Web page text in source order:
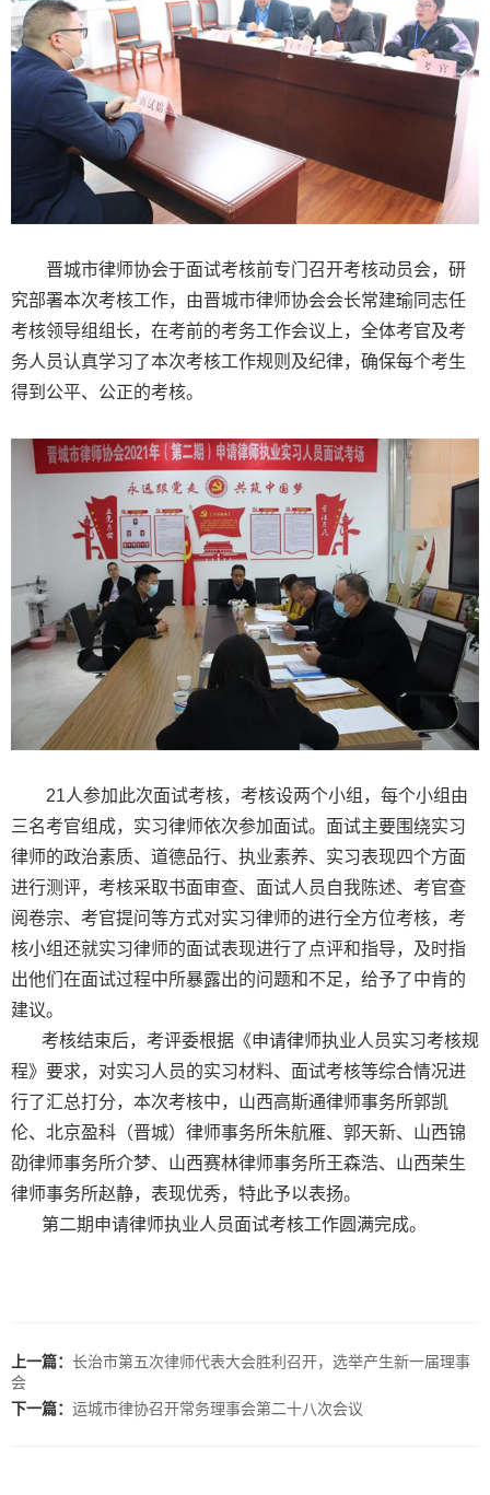
晋城市律师协会于面试考核前专门召开考核动员会，研
究部署本次考核工作，由晋城市律师协会会长常建瑜同志任
考核领导组组长，在考前的考务工作会议上，全体考官及考
务人员认真学习了本次考核工作规则及纪律，确保每个考生
得到公平、公正的考核。
21人参加此次面试考核，考核设两个小组，每个小组由
三名考官组成，实习律师依次参加面试。面试主要围绕实习
律师的政治素质、道德品行、执业素养、实习表现四个方面
进行测评，考核采取书面审查、面试人员自我陈述、考官查
阅卷宗、考官提问等方式对实习律师的进行全方位考核，考
核小组还就实习律师的面试表现进行了点评和指导，及时指
出他们在面试过程中所暴露出的问题和不足，给予了中肯的
建议。
考核结束后，考评委根据《申请律师执业人员实习考核规
程》要求，对实习人员的实习材料、面试考核等综合情况进
行了汇总打分，本次考核中，山西高斯通律师事务所郭凯
伦、北京盈科（晋城）律师事务所朱航雁、郭天新、山西锦
劭律师事务所介梦、山西赛林律师事务所王森浩、山西荣生
律师事务所赵静，表现优秀，特此予以表扬。
第二期申请律师执业人员面试考核工作圆满完成。
上一篇： 长治市第五次律师代表大会胜利召开，选举产生新一届理事
会
下一篇： 运城市律协召开常务理事会第二十八次会议